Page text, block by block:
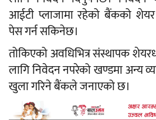
आईटी प्लाजामा रहेको बैंकको शेयर
पेस गर्न सकिनेछ।
तोकिएको अवधिभित्र संस्थापक
लागि निवेदन नपरेको खण्डमा अन्य
खुला गरिने बैंकले जनाएको छ।